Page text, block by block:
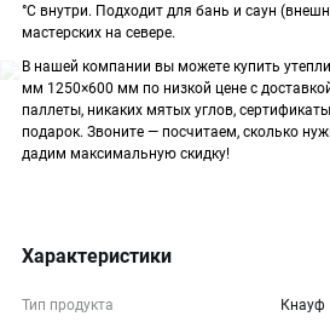
°C внутри. Подходит для бань и саун
мастерских на севере.
В нашей компании вы можете купить
мм 1250×600 мм по низкой цене с
паллеты, никаких мятых углов,
подарок. Звоните — посчитаем, сколько
дадим максимальную скидку!
Характеристики
Тип продукта Кнауф